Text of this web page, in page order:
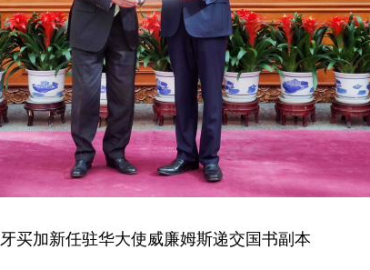
牙买加新任驻华大使威廉姆斯递交国书副本